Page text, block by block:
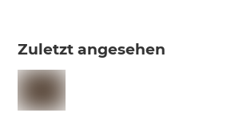
Zuletzt angesehen